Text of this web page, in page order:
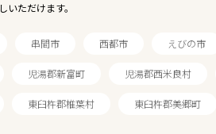
ただけます。
串間市 西都市 えびの市
児湯郡新富町 児湯郡西米良村
東臼杵郡椎葉村 東臼杵郡美郷町